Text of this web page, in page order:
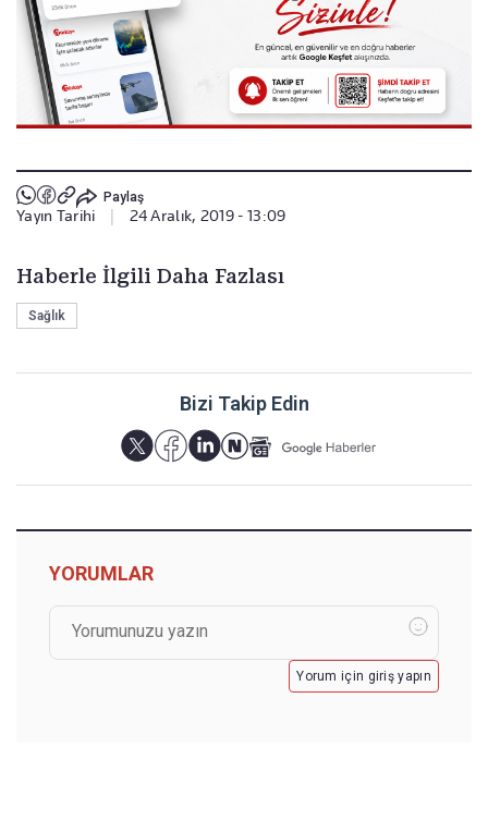
Paylaş
Yayın Tarihi 24 Aralık, 2019 - 13:09
Haberle İlgili Daha Fazlası
Sağlık
Bizi Takip Edin
YORUMLAR
Yorum için giriş yapın